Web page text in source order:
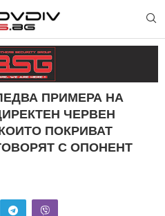
ПРИМЕРА НА
ЧЕРВЕН
ПОКРИВАТ
С ОПОНЕНТ